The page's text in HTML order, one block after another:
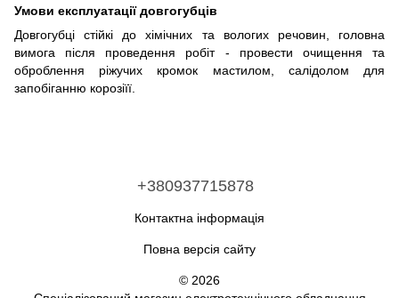
Умови експлуатації довгогубців
Довгогубці стійкі до хімічних та вологих речовин, головна
вимога після проведення робіт - провести очищення та
оброблення ріжучих кромок мастилом, салідолом для
запобіганню корозіїї.
+380937715878
Контактна інформація
Повна версія сайту
© 2026